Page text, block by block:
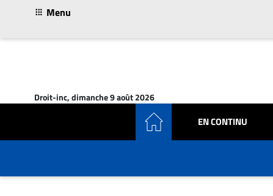
Menu
Droit-inc, dimanche 9 août 2026
EN CONTINU
En
Nominations
Conseillers